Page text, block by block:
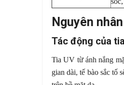
Nguyên
Tác động của
Tia UV từ ánh nắng
gian dài, tế bào sắc tố